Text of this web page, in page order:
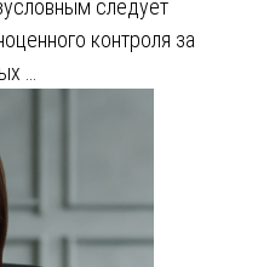
следует
контроля за
…